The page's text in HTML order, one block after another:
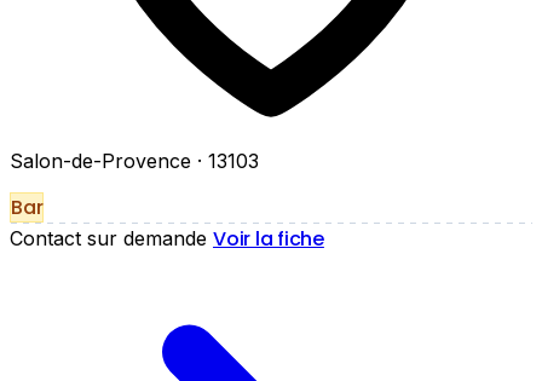
Salon-de-Provence · 13103
Bar
Contact sur demande Voir la fiche